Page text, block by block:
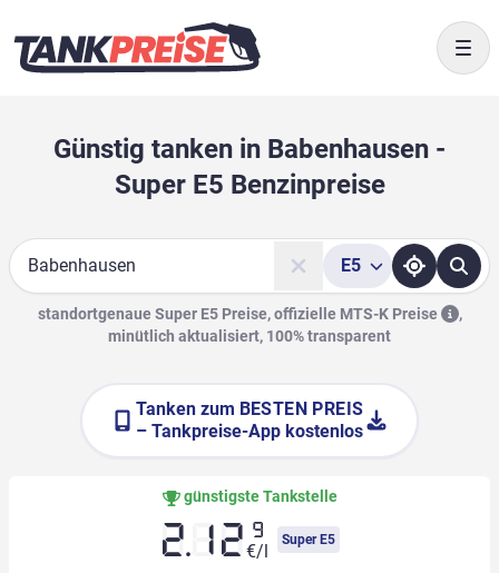
Günstig tanken in Babenhausen -
Super E5 Benzinpreise
Suche
E5
standortgenaue Super E5 Preise, offizielle MTS-K Preise
,
minütlich aktualisiert, 100% transparent
Tanken zum BESTEN PREIS
– Tankpreise-App kostenlos
günstigste Tankstelle
2.12 9
€/l
Super E5